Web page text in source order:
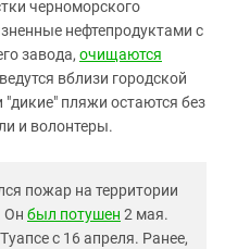
черноморского
нефтепродуктами с
завода, очищаются
вблизи городской
пляжи остаются без
и волонтеры.
пожар на территории
Он был потушен 2 мая.
с 16 апреля. Ранее,